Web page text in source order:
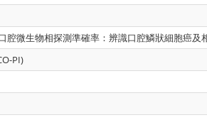
腔微生物相探測準確率：辨識口腔鱗狀細胞癌及
PI)